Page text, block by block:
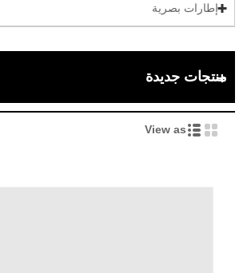
إطارات بصرية
منتجات جديدة
View as